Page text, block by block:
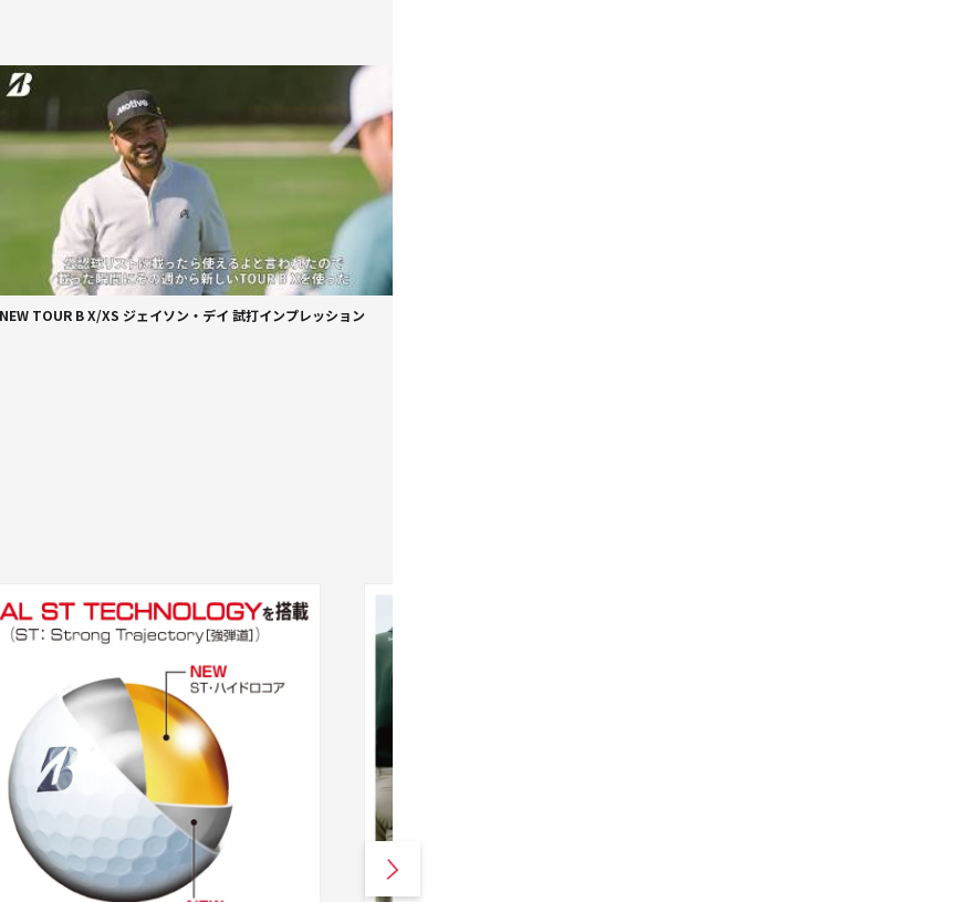
NEW TOUR B X/XS ジェイソン・デイ 試打インプレッション